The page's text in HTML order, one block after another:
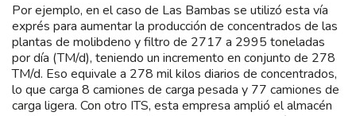
Por ejemplo, en el caso de Las Bambas se utilizó esta vía
exprés para aumentar la producción de concentrados de las
plantas de molibdeno y filtro de 2717 a 2995 toneladas
por día (TM/d), teniendo un incremento en conjunto de 278
TM/d. Eso equivale a 278 mil kilos diarios de concentrados,
lo que carga 8 camiones de carga pesada y 77 camiones de
carga ligera. Con otro ITS, esta empresa amplió el almacén